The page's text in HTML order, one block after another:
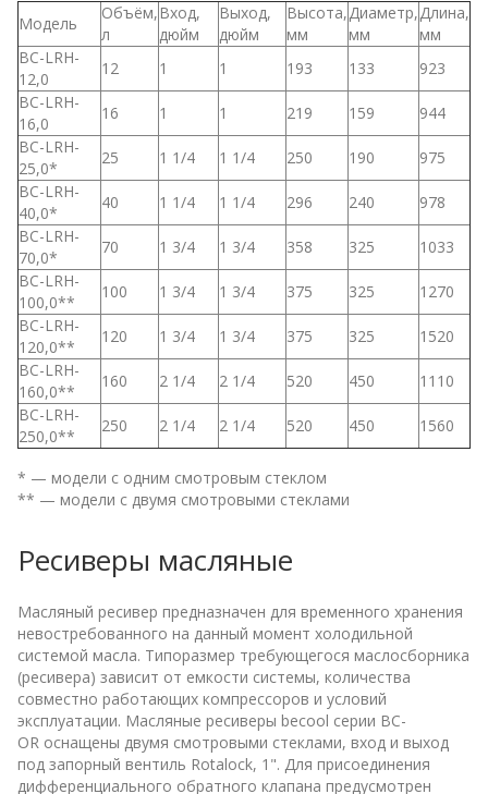
Модель
Объём,
л
Вход,
дюйм
Выход,
дюйм
Высота,
мм
Диаметр,
мм
Длина,
мм
BC-LRH-
12,0
12 1 1 193 133
923
BC-LRH-
16,0
16 1 1 219 159
944
BC-LRH-
25,0*
25 1 1/4 1 1/4 250 190
975
BC-LRH-
40,0*
40 1 1/4 1 1/4 296 240
978
BC-LRH-
70,0*
70 1 3/4 1 3/4 358 325
1033
BC-LRH-
100,0**
100 1 3/4 1 3/4 375 325
1270
BC-LRH-
120,0**
120 1 3/4 1 3/4 375 325
1520
BC-LRH-
160,0**
160 2 1/4 2 1/4 520 450
1110
BC-LRH-
250,0**
250 2 1/4 2 1/4 520 450 1560
* — модели с одним смотровым стеклом
** — модели с двумя смотровыми стеклами
Ресиверы масляные
Масляный ресивер предназначен для временного хранения
невостребованного на данный момент холодильной
системой масла. Типоразмер требующегося маслосборника
(ресивера) зависит от емкости системы, количества
совместно работающих компрессоров и условий
эксплуатации. Масляные ресиверы becool серии BC-
OR оснащены двумя смотровыми стеклами, вход и выход
под запорный вентиль Rotalock, 1". Для присоединения
дифференциального обратного клапана предусмотрен